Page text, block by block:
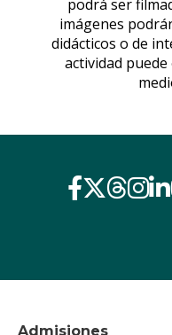
Admisiones